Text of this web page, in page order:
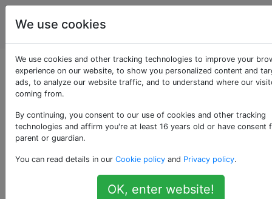
La
programmation
Les commentaires
peuvent-ils être
utilisés dans JSON?
Puis-je utiliser des commentaires dans un
fichier JSON? Si c'est le cas, comment?
We use cookies
We use cookies and other tracking technologies to improve your
experience on our website, to show you personalized content and
ads, to analyze our website traffic, and to understand where our
coming from.
By continuing, you consent to our use of cookies and other tracking
technologies and affirm you're at least 16 years old or have consent
parent or guardian.
You can read details in our Cookie policy and Privacy policy.
OK, enter website!